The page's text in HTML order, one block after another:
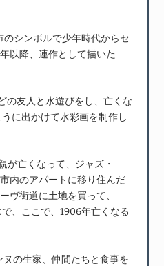
シンボルで少年時代からセ
以降、連作として描いた
の友人と水遊びをし、亡くな
に出かけて水彩画を制作し
が亡くなって、ジャズ・
内のアパートに移り住んだ
ヴ街道に土地を買って、
、ここで、1906年亡くなる
の生家、仲間たちと食事を